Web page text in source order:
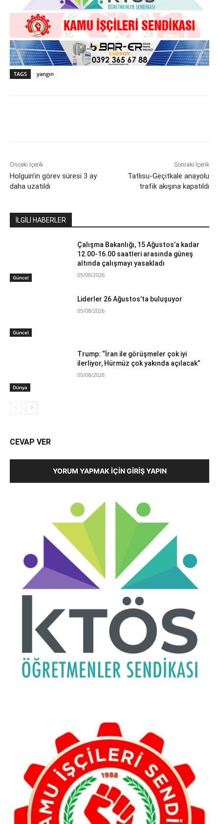
TAGS yangın
Önceki İçerik
Holguin’in görev süresi 3 ay
daha uzatıldı
Sonraki İçerik
Tatlısu-Geçitkale anayolu
trafik akışına kapatıldı
İLGİLİ HABERLER
Güncel
Çalışma Bakanlığı, 15 Ağustos’a kadar
12.00-16.00 saatleri arasında güneş
altında çalışmayı yasakladı
05/08/2026
Güncel
Liderler 26 Ağustos’ta buluşuyor
05/08/2026
Dünya
Trump: “İran ile görüşmeler çok iyi
ilerliyor, Hürmüz çok yakında açılacak”
05/08/2026
CEVAP VER
YORUM YAPMAK İÇIN GIRIŞ YAPIN